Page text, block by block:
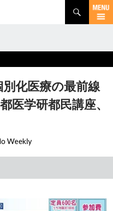
化医療の最前線
学研都民講座、
Weekly